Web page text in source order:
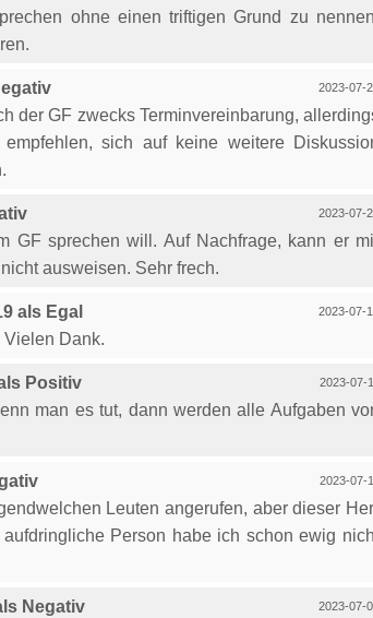
ohne einen triftigen Grund zu
2023-07-
der GF zwecks Terminvereinbarung,
sich auf keine weitere
2023-07-
GF sprechen will. Auf Nachfrage, kann er
ausweisen. Sehr frech.
2023-07-
als Egal
Vielen Dank.
2023-07-
Positiv
man es tut, dann werden alle Aufgaben
2023-07-
Leuten angerufen, aber dieser
Person habe ich schon ewig
2023-07-
Negativ